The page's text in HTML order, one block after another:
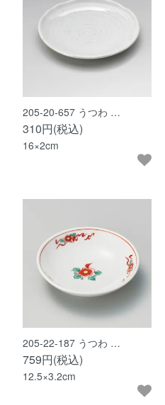
205-20-657 うつわ …
310円(税込)
16×2cm
205-22-187 うつわ …
759円(税込)
12.5×3.2cm